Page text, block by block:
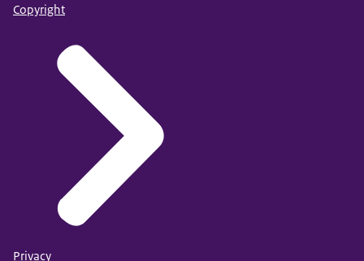
Copyright
Privacy